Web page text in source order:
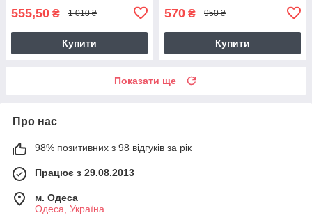
555,50 ₴ 1 010 ₴
Купити
570 ₴ 950 ₴
Купити
Показати ще
Про нас
98% позитивних з 98 відгуків за рік
Працює з 29.08.2013
м. Одеса
Одеса, Україна